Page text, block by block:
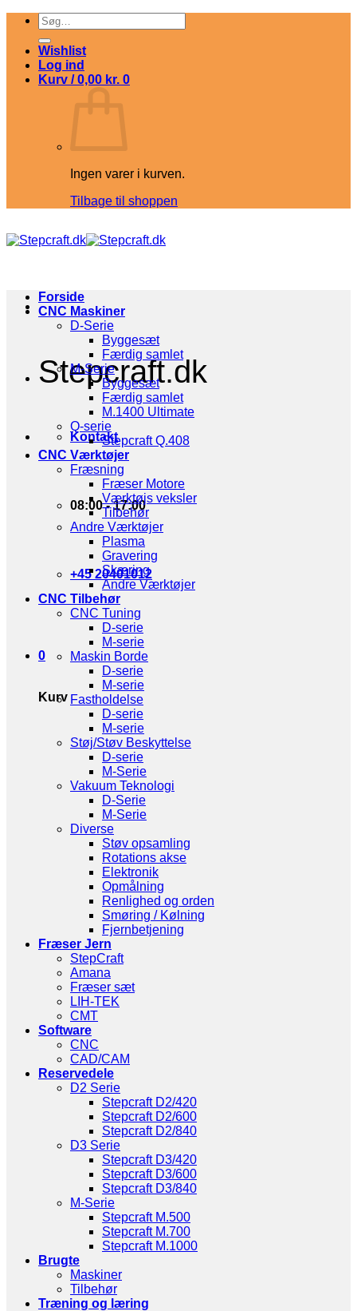
Fortsæt
indhold
Søg
efter:
Wishlist
Log ind
Kurv /0,00 kr. 0
Ingen varer i kurven.
Tilbage til shoppen
Stepcraft.dk
Kontakt
08:00 - 17:00
+45 20401012
0
Kurv
Forside
CNC Maskiner
D-Serie
Byggesæt
Færdig samlet
M-Serie
Byggesæt
Færdig samlet
M.1400 Ultimate
Q-serie
Stepcraft Q.408
CNC Værktøjer
Fræsning
Fræser Motore
Værktøjs veksler
Tilbehør
Andre Værktøjer
Plasma
Gravering
Skæring
Andre Værktøjer
CNC Tilbehør
CNC Tuning
D-serie
M-serie
Maskin Borde
D-serie
M-serie
Fastholdelse
D-serie
M-serie
Støj/Støv Beskyttelse
D-serie
M-Serie
Vakuum Teknologi
D-Serie
M-Serie
Diverse
Støv opsamling
Rotations akse
Elektronik
Opmålning
Renlighed og orden
Smøring / Kølning
Fjernbetjening
Fræser Jern
StepCraft
Amana
Fræser sæt
LIH-TEK
CMT
Software
CNC
CAD/CAM
Reservedele
D2 Serie
Stepcraft D2/420
Stepcraft D2/600
Stepcraft D2/840
D3 Serie
Stepcraft D3/420
Stepcraft D3/600
Stepcraft D3/840
M-Serie
Stepcraft M.500
Stepcraft M.700
Stepcraft M.1000
Brugte
Maskiner
Tilbehør
Træning og læring